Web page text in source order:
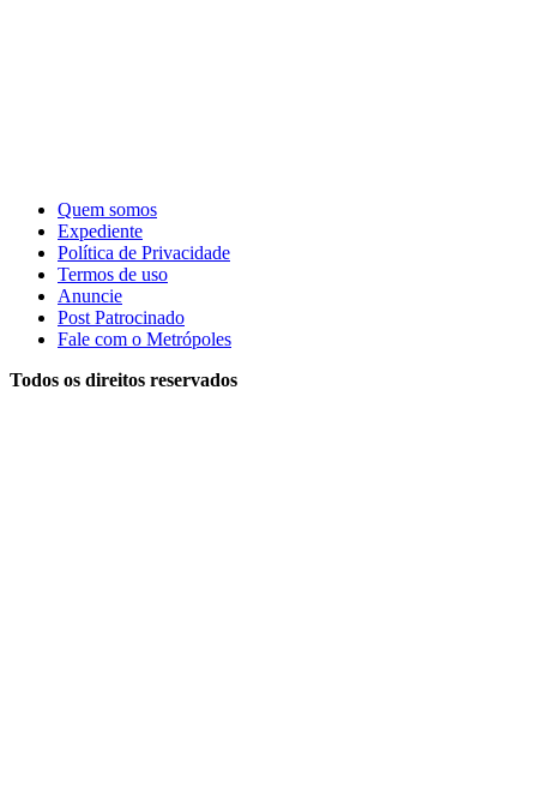
Quem somos
Expediente
Política de Privacidade
Termos de uso
Anuncie
Post Patrocinado
Fale com o Metrópoles
Todos os direitos reservados